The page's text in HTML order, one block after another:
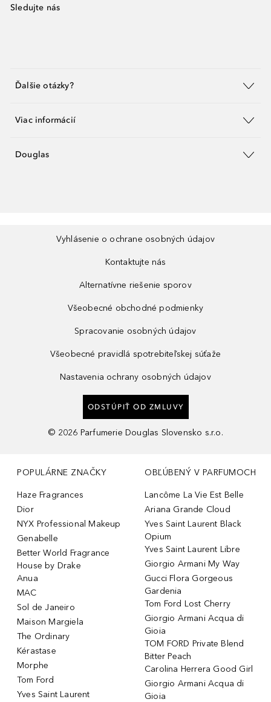
Sledujte nás
Ďalšie otázky?
Viac informácií
Douglas
Vyhlásenie o ochrane osobných údajov
Kontaktujte nás
Alternatívne riešenie sporov
Všeobecné obchodné podmienky
Spracovanie osobných údajov
Všeobecné pravidlá spotrebiteľskej súťaže
Nastavenia ochrany osobných údajov
ODSTÚPIŤ OD ZMLUVY
© 2026 Parfumerie Douglas Slovensko s.r.o.
POPULÁRNE ZNAČKY
Haze Fragrances
Dior
NYX Professional Makeup
Genabelle
Better World Fragrance
House by Drake
Anua
MAC
Sol de Janeiro
Maison Margiela
The Ordinary
Kérastase
Morphe
Tom Ford
Yves Saint Laurent
OBĽÚBENÝ V PARFUMOCH
Lancôme La Vie Est Belle
Ariana Grande Cloud
Yves Saint Laurent Black
Opium
Yves Saint Laurent Libre
Giorgio Armani My Way
Gucci Flora Gorgeous
Gardenia
Tom Ford Lost Cherry
Giorgio Armani Acqua di
Gioia
TOM FORD Private Blend
Bitter Peach
Carolina Herrera Good Girl
Giorgio Armani Acqua di
Gioia